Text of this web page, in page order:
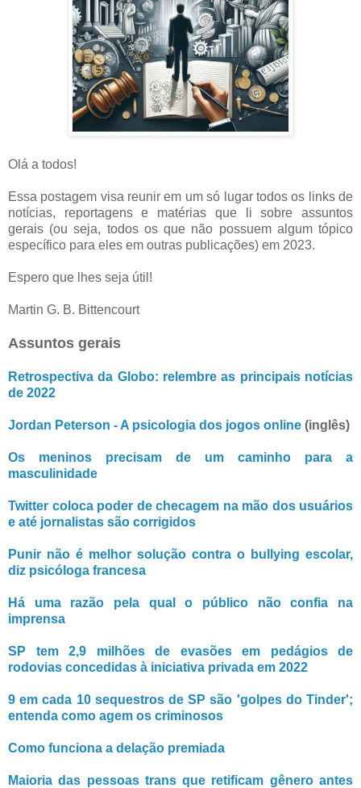
Olá a todos!
Essa postagem visa reunir em um só lugar todos os links de
notícias, reportagens e matérias que li sobre assuntos
gerais (ou seja, todos os que não possuem algum tópico
específico para eles em outras publicações) em 2023.
Espero que lhes seja útil!
Martin G. B. Bittencourt
Assuntos gerais
Retrospectiva da Globo: relembre as principais notícias
de 2022
Jordan Peterson - A psicologia dos jogos online (inglês)
Os meninos precisam de um caminho para a
masculinidade
Twitter coloca poder de checagem na mão dos usuários
e até jornalistas são corrigidos
Punir não é melhor solução contra o bullying escolar,
diz psicóloga francesa
Há uma razão pela qual o público não confia na
imprensa
SP tem 2,9 milhões de evasões em pedágios de
rodovias concedidas à iniciativa privada em 2022
9 em cada 10 sequestros de SP são 'golpes do Tinder';
entenda como agem os criminosos
Como funciona a delação premiada
Maioria das pessoas trans que retificam gênero antes